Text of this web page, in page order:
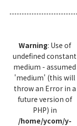
Warning: Use of
undefined constant
medium - assumed
'medium' (this will
throw an Error in a
future version of
PHP) in
/home/ycom/y-